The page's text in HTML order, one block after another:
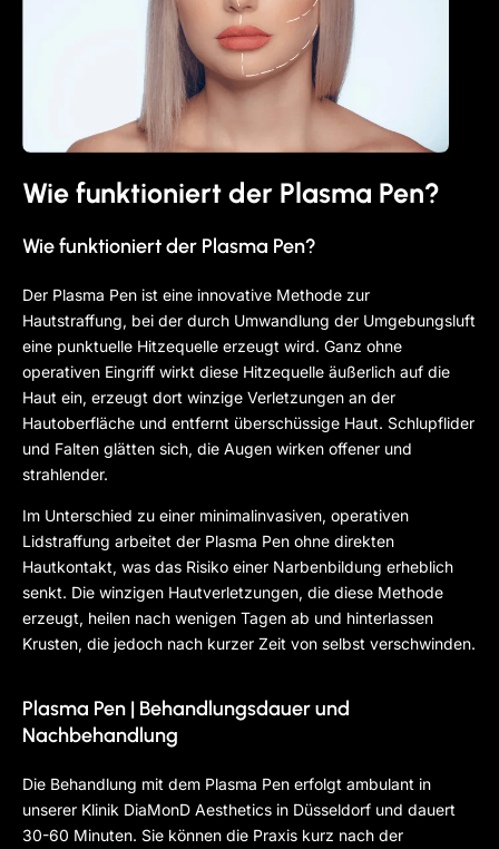
Wie funktioniert der Plasma Pen?
Wie funktioniert der Plasma Pen?
Der Plasma Pen ist eine innovative Methode zur
Hautstraffung, bei der durch Umwandlung der Umgebungsluft
eine punktuelle Hitzequelle erzeugt wird. Ganz ohne
operativen Eingriff wirkt diese Hitzequelle äußerlich auf die
Haut ein, erzeugt dort winzige Verletzungen an der
Hautoberfläche und entfernt überschüssige Haut. Schlupflider
und Falten glätten sich, die Augen wirken offener und
strahlender.
Im Unterschied zu einer minimalinvasiven, operativen
Lidstraffung arbeitet der Plasma Pen ohne direkten
Hautkontakt, was das Risiko einer Narbenbildung erheblich
senkt. Die winzigen Hautverletzungen, die diese Methode
erzeugt, heilen nach wenigen Tagen ab und hinterlassen
Krusten, die jedoch nach kurzer Zeit von selbst verschwinden.
Plasma Pen | Behandlungsdauer und
Nachbehandlung
Die Behandlung mit dem Plasma Pen erfolgt ambulant in
unserer Klinik DiaMonD Aesthetics in Düsseldorf und dauert
30-60 Minuten. Sie können die Praxis kurz nach der